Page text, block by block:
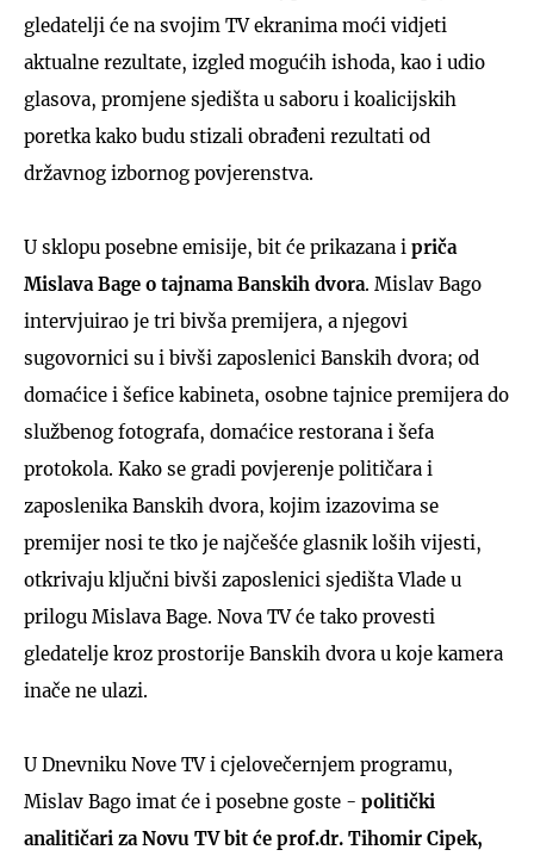
gledatelji će na svojim TV ekranima moći vidjeti
aktualne rezultate, izgled mogućih ishoda, kao i udio
glasova, promjene sjedišta u saboru i koalicijskih
poretka kako budu stizali obrađeni rezultati od
državnog izbornog povjerenstva.
U sklopu posebne emisije, bit će prikazana i priča
Mislava Bage o tajnama Banskih dvora. Mislav Bago
intervjuirao je tri bivša premijera, a njegovi
sugovornici su i bivši zaposlenici Banskih dvora; od
domaćice i šefice kabineta, osobne tajnice premijera do
službenog fotografa, domaćice restorana i šefa
protokola. Kako se gradi povjerenje političara i
zaposlenika Banskih dvora, kojim izazovima se
premijer nosi te tko je najčešće glasnik loših vijesti,
otkrivaju ključni bivši zaposlenici sjedišta Vlade u
prilogu Mislava Bage. Nova TV će tako provesti
gledatelje kroz prostorije Banskih dvora u koje kamera
inače ne ulazi.
U Dnevniku Nove TV i cjelovečernjem programu,
Mislav Bago imat će i posebne goste - politički
analitičari za Novu TV bit će prof.dr. Tihomir Cipek,